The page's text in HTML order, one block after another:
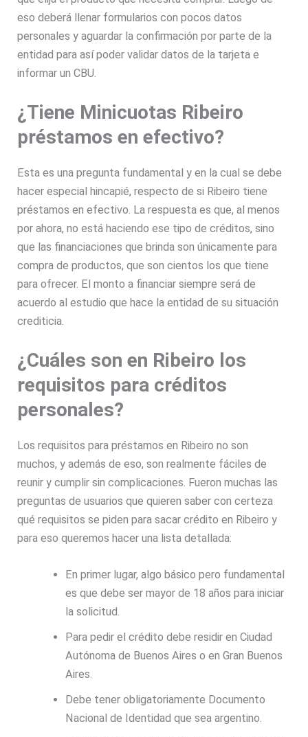
eso deberá llenar formularios con pocos datos
personales y aguardar la confirmación por parte de la
entidad para así poder validar datos de la tarjeta e
informar un CBU.
¿Tiene Minicuotas Ribeiro
préstamos en efectivo?
Esta es una pregunta fundamental y en la cual se debe
hacer especial hincapié, respecto de si Ribeiro tiene
préstamos en efectivo. La respuesta es que, al menos
por ahora, no está haciendo ese tipo de créditos, sino
que las financiaciones que brinda son únicamente para
compra de productos, que son cientos los que tiene
para ofrecer. El monto a financiar siempre será de
acuerdo al estudio que hace la entidad de su situación
crediticia.
¿Cuáles son en Ribeiro los
requisitos para créditos
personales?
Los requisitos para préstamos en Ribeiro no son
muchos, y además de eso, son realmente fáciles de
reunir y cumplir sin complicaciones. Fueron muchas las
preguntas de usuarios que quieren saber con certeza
qué requisitos se piden para sacar crédito en Ribeiro y
para eso queremos hacer una lista detallada:
En primer lugar, algo básico pero fundamental
es que debe ser mayor de 18 años para iniciar
la solicitud.
Para pedir el crédito debe residir en Ciudad
Autónoma de Buenos Aires o en Gran Buenos
Aires.
Debe tener obligatoriamente Documento
Nacional de Identidad que sea argentino.